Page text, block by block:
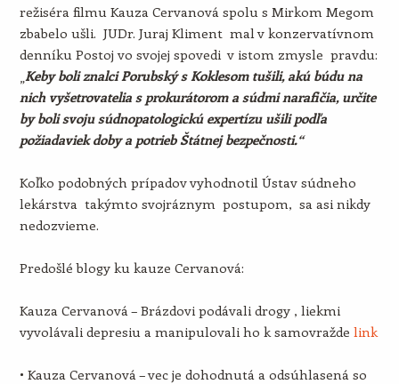
režiséra filmu Kauza Cervanová spolu s Mirkom Megom
zbabelo ušli. JUDr. Juraj Kliment mal v konzervatívnom
denníku Postoj vo svojej spovedi v istom zmysle pravdu:
Keby boli znalci Porubský s Koklesom tušili, akú búdu na
nich vyšetrovatelia s prokurátorom a súdmi narafičia, určite
by boli svoju súdnopatologickú expertízu ušili podľa
požiadaviek doby a potrieb Štátnej bezpečnosti.“
Koľko podobných prípadov vyhodnotil Ústav súdneho
lekárstva takýmto svojráznym postupom, sa asi nikdy
nedozvieme.
Predošlé blogy ku kauze Cervanová:
Kauza Cervanová – Brázdovi podávali drogy , liekmi
vyvolávali depresiu a manipulovali ho k samovražde link
• Kauza Cervanová – vec je dohodnutá a odsúhlasená so